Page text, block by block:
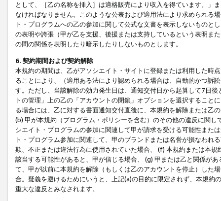
として、［乙の名称を挿入］は適格販売により収入を得ています。」
なければなりません。このような公表および適用法により求められる
ト・プログラムへの乙の参加に関して公式な文書を表示しないもの
の表明や誇張（甲が乙を支援、後援または支持しているという表明ま
の間の関係を表明したり暗示したりしないものとします。
6. 契約期間および契約解除
本規約の期間は、乙がアソシエイト・サイトに登録または利用した時
ることにより、（適用ある法により認められる場合は、自動的かつ訴
す。ただし、当該解除の効力発生日は、通知交付日から起算して7日
トの管理」上の乙の「アカウントの閉鎖」オプションを選択するこ
る場合には、乙に対する書面通知交付直後に、本規約を解除または乙
(b) 甲が本規約（プログラム・ポリシーを含む）のその他の違反に関
シエイト・プログラムの参加に関連して甲が請求を受ける可能性また
ト・プログラム参加に関連して、甲のブランドまたは名誉が損なわれ
欺、不正または違法行為に使用されていた場合、 (f) 本規約または本
該当する可能性があると、甲が信じる場合、 (g) 甲または乙と関係が
て、甲が以前に本規約を解除（もしくは乙のアカウントを停止）した
合。疑義を避けるためにいうと、上記(a)の目的に限定されず、本規
重大な違反とみなされます。